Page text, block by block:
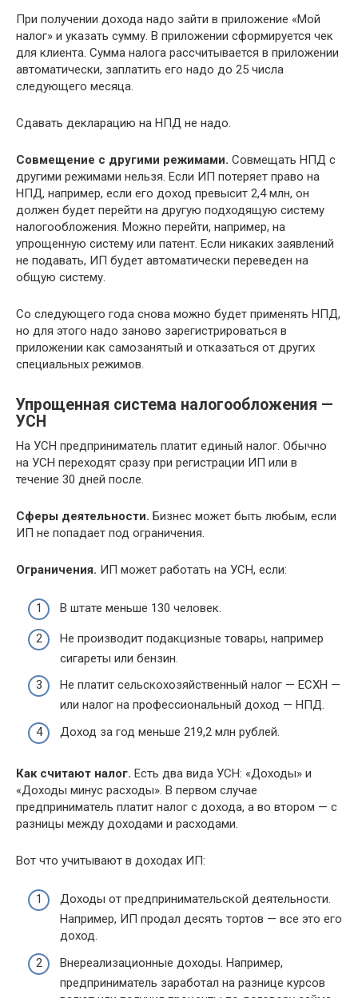
При получении дохода надо зайти в приложение «Мой
налог» и указать сумму. В приложении сформируется чек
для клиента. Сумма налога рассчитывается в приложении
автоматически, заплатить его надо до 25 числа
следующего месяца.
Сдавать декларацию на НПД не надо.
Совмещение с другими режимами. Совмещать НПД с
другими режимами нельзя. Если ИП потеряет право на
НПД, например, если его доход превысит 2,4 млн, он
должен будет перейти на другую подходящую систему
налогообложения. Можно перейти, например, на
упрощенную систему или патент. Если никаких заявлений
не подавать, ИП будет автоматически переведен на
общую систему.
Со следующего года снова можно будет применять НПД,
но для этого надо заново зарегистрироваться в
приложении как самозанятый и отказаться от других
специальных режимов.
Упрощенная система налогообложения —
УСН
На УСН предприниматель платит единый налог. Обычно
на УСН переходят сразу при регистрации ИП или в
течение 30 дней после.
Сферы деятельности. Бизнес может быть любым, если
ИП не попадает под ограничения.
Ограничения. ИП может работать на УСН, если:
В штате меньше 130 человек.
Не производит подакцизные товары, например
сигареты или бензин.
Не платит сельскохозяйственный налог — ЕСХН —
или налог на профессиональный доход — НПД.
Доход за год меньше 219,2 млн рублей.
Как считают налог. Есть два вида УСН: «Доходы» и
«Доходы минус расходы». В первом случае
предприниматель платит налог с дохода, а во втором — с
разницы между доходами и расходами.
Вот что учитывают в доходах ИП:
Доходы от предпринимательской деятельности.
Например, ИП продал десять тортов — все это его
доход.
Внереализационные доходы. Например,
предприниматель заработал на разнице курсов